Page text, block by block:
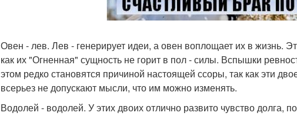
Овен - лев. Лев - генерирует идеи, а овен воплощает их в жизнь.
как их "Огненная" сущность не горит в пол - силы. Вспышки
этом редко становятся причиной настоящей ссоры, так как эти
всерьез не допускают мысли, что им можно изменять.
Водолей - водолей. У этих двоих отлично развито чувство долга,